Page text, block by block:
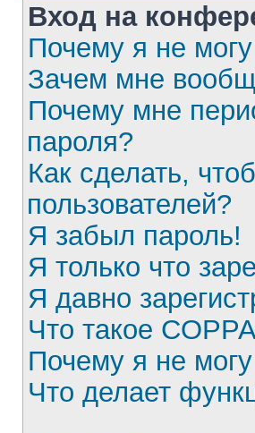
Вход на
Почему я не
Зачем мне
Почему мне
пароля?
Как сделать,
пользователей?
Я забыл пароль!
Я только что
Я давно
Что такое
Почему я не могу
Что делает